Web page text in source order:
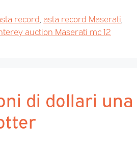
record asta record Maserati
auction Maserati mc 12
di dollari una